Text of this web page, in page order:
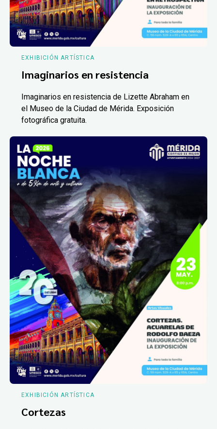
EXHIBICIÓN ARTÍSTICA
Imaginarios en resistencia
Imaginarios en resistencia de Lizette Abraham en
el Museo de la Ciudad de Mérida. Exposición
fotográfica gratuita.
EXHIBICIÓN ARTÍSTICA
Cortezas